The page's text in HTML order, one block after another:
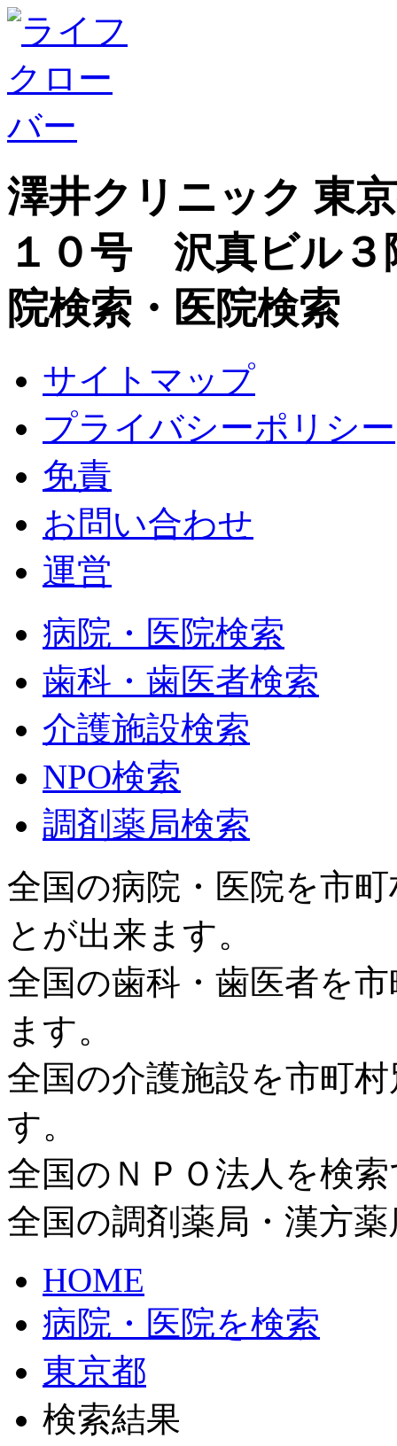
澤井クリニック 東
１０号 沢真ビル３
院検索・医院検索
サイトマップ
プライバシーポリシー
免責
お問い合わせ
運営
病院・医院検索
歯科・歯医者検索
介護施設検索
NPO検索
調剤薬局検索
全国の病院・医院を市
とが出来ます。
全国の歯科・歯医者を
ます。
全国の介護施設を市町
す。
全国のＮＰＯ法人を検
全国の調剤薬局・漢方
HOME
病院・医院を検索
東京都
検索結果